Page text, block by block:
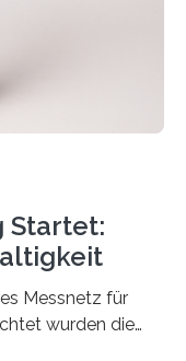
Startet:
Messnetz für
wurden die